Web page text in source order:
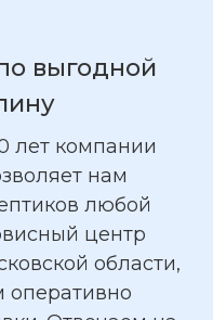
выгодной
лет компании
нам
любой
центр
области,